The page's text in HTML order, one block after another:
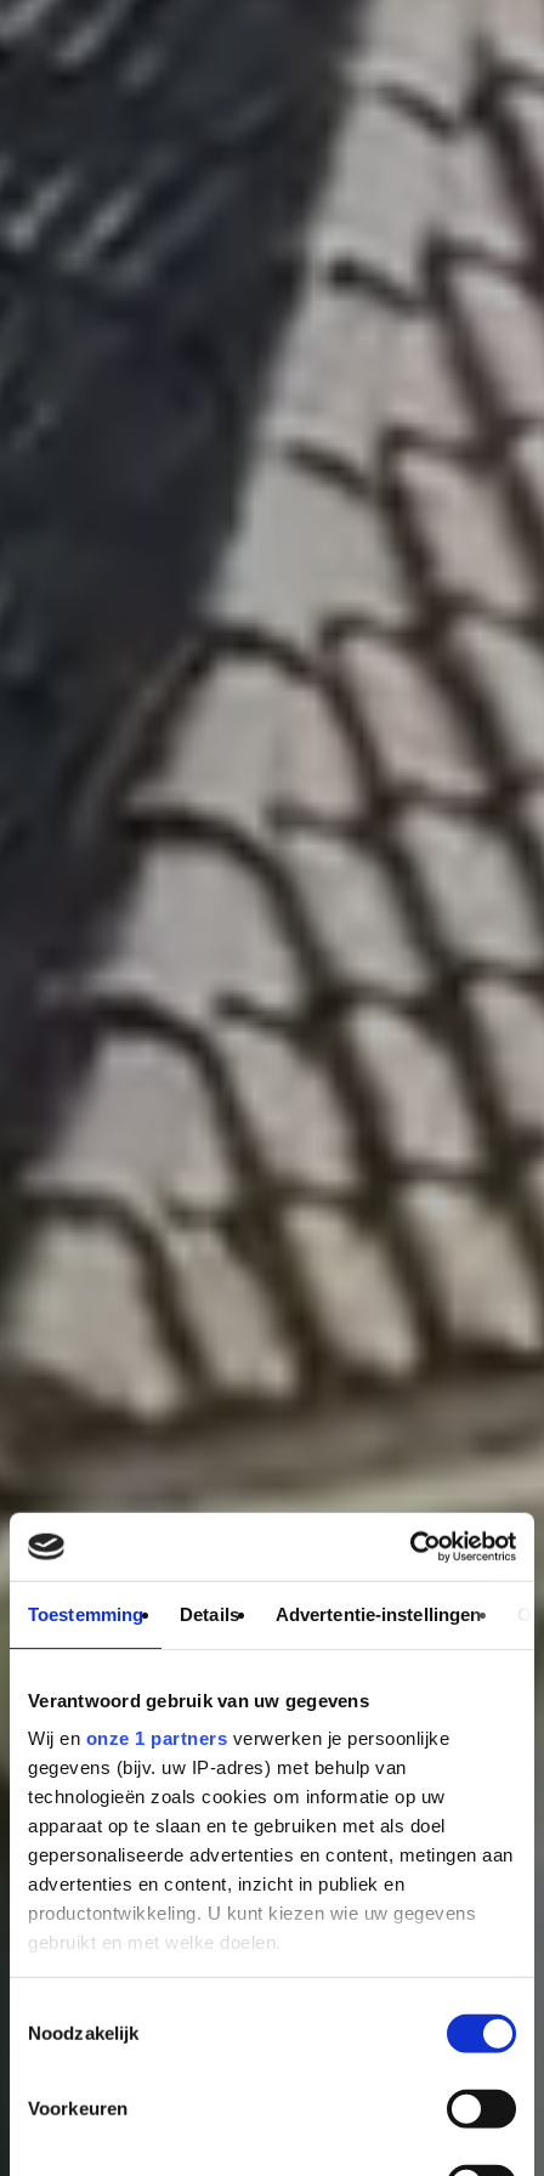
Toestemming Details Advertentie-instellingen
Verantwoord gebruik van uw gegevens
Wij en onze 1 partners verwerken je persoonlijke
gegevens (bijv. uw IP-adres) met behulp van
technologieën zoals cookies om informatie op uw
apparaat op te slaan en te gebruiken met als doel
gepersonaliseerde advertenties en content, metingen aan
advertenties en content, inzicht in publiek en
productontwikkeling. U kunt kiezen wie uw gegevens
gebruikt en met welke doelen.
Informatie verzamelen over uw geografische locatie,
Uw apparaat identificeren door het actief te scannen
op specifieke eigenschappen (fingerprinting)
Noodzakelijk
Voorkeuren